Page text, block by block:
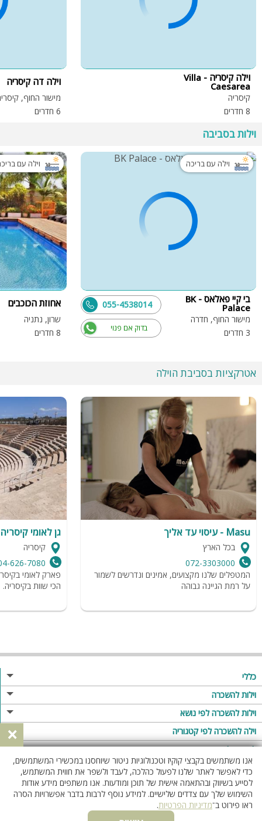
וילה קיסריה - Villa
Caesarea
קיסריה
8 חדרים
וילה דה קיסריה
מישור החוף,
6 חדרים
וילות בסביבה
וילה עם בריכה
בי קיי פאלאס - BK
Palace
מישור החוף, חדרה
3 חדרים
בדוק אם פנוי
055-4538014
וילה עם
אחוזת הכוכבים
שרון, נתניה
8 חדרים
אטרקציות בסביבת הוילה
Masu - עיסוי עד אליך
בכל הארץ
072-3303000
המטפלים שלנו מקצועים, אמינים ונדרשים לשמור
על רמת הגיינה גבוהה
גן לאומי קיסריה
קיסריה
626-7080
פארק לאומי
הכי שוות בקיסריה.
כללי
מגזין
פרסום באתר
תקנון
מדיניות פרטיות
וילות להשכרה
וילות בצפון
וילות במרכז
וילות בדרום
וילות באילת
וילות בשרון
וילות באזור החרמון
וילות להשכרה לפי נושא
וילה לזוגות
וילות למשפחות
וילות לציבור הדתי
אירוח דרוזי
וילות למסיבות
וילה להשכרה לפי קטגוריה
וילות עם בריכה
וילה עם בריכה מחוממת
וילה עם בריכה מחוממת מקורה
וילות עם סאונה
לופטים להשכרה
לופט
לופטים בצפון
לופטים בדרום
×
אנו משתמשים בקבצי קוקיז וטכנולוגיות ניטור שיוחסנו במכשירי המשתמשים,
כדי לאפשר לאתר שלנו לפעול כהלכה, לעבד ולשפר את חווית המשתמש,
לסייע בשיווק ובהתאמה אישית של תוכן ומודעות. אנו משתפים מידע אודות
השימוש שלך עם צדדים שלישיים. למידע נוסף לרבות בדבר אפשרויות הסרה
ראו פירוט ב־מדיניות הפרטיות.